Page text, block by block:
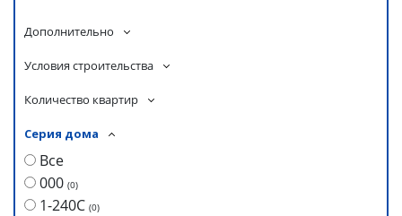
Дополнительно
Условия строительства
Количество квартир
Серия дома
Все
000 (0)
1-240С (0)